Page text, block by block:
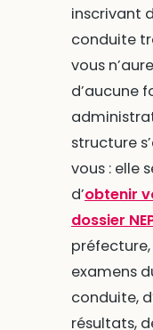
inscrivant
conduite
vous
d’aucune
structure
vous : elle
d’obtenir
dossier
examens
conduite,
résultats,